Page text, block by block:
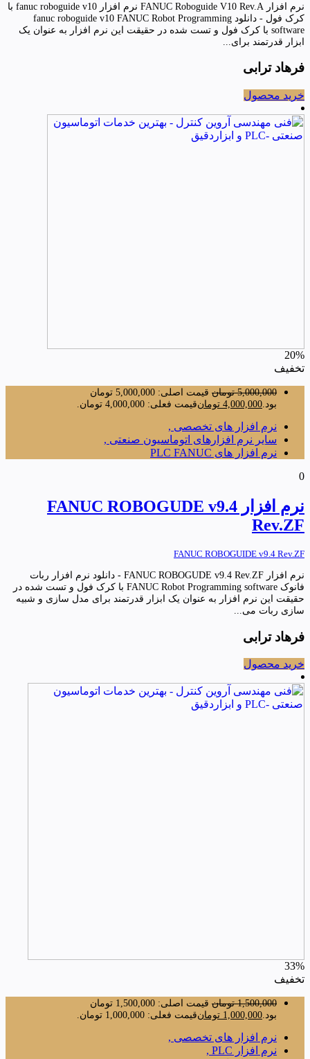
نرم افزار FANUC Roboguide V10 Rev.A نرم افزار fanuc roboguide v10 با
کرک فول - دانلود fanuc roboguide v10 FANUC Robot Programming
software با کرک فول و تست شده در حقیقت این نرم افزار به عنوان یک
ابزار قدرتمند برای...
فرهاد ترابی
خرید محصول
20%
تخفیف
5,000,000 تومان
قیمت اصلی: 5,000,000 تومان
بود.4,000,000 تومانقیمت فعلی: 4,000,000 تومان.
نرم افزار های تخصصی ,
سایر نرم افزارهای اتوماسیون صنعتی ,
نرم افزار های PLC FANUC
0
نرم افزار FANUC ROBOGUDE v9.4
Rev.ZF
FANUC ROBOGUIDE v9.4 Rev.ZF
نرم افزار FANUC ROBOGUDE v9.4 Rev.ZF - دانلود نرم افزار ربات
فانوک FANUC Robot Programming software با کرک فول و تست شده در
حقیقت این نرم افزار به عنوان یک ابزار قدرتمند برای مدل سازی و شبیه
سازی ربات می...
فرهاد ترابی
خرید محصول
33%
تخفیف
1,500,000 تومان
قیمت اصلی: 1,500,000 تومان
بود.1,000,000 تومانقیمت فعلی: 1,000,000 تومان.
نرم افزار های تخصصی ,
نرم افزار PLC ,